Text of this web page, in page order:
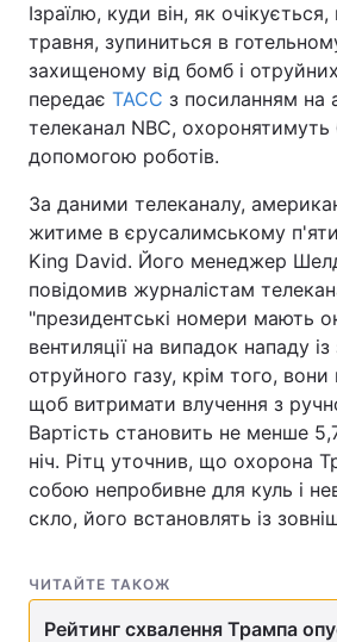
Ізраїлю, куди він, як
травня, зупиниться в
захищеному від бомб і отруйних
передає ТАСС з посиланням на
телеканал NBC, охоронятимуть
допомогою роботів.
За даними телеканалу,
житиме в єрусалимському
King David. Його менеджер
повідомив журналістам
"президентські номери мають
вентиляції на випадок нападу
отруйного газу, крім того, вони
щоб витримати влучення з
Вартість становить не менше
ніч. Рітц уточнив, що охорона
собою непробивне для куль і
скло, його встановлять із
ЧИТАЙТЕ ТАКОЖ
Рейтинг схвалення Трампа